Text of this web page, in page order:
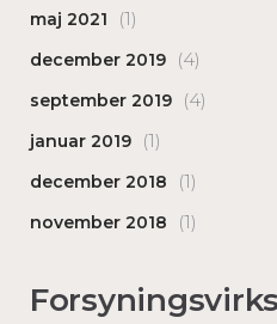
maj 2021 (1)
december 2019 (4)
september 2019 (4)
januar 2019 (1)
december 2018 (1)
november 2018 (1)